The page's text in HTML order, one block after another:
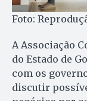
Foto:
A Associação
do Estado de
com os
discutir